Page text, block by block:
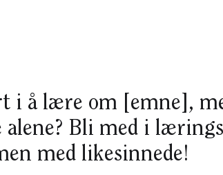
i å lære om [emne],
Bli med i
med likesinnede!